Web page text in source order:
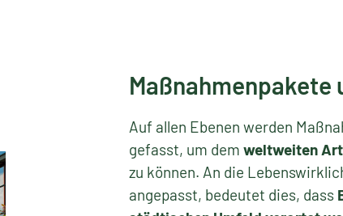
Maßnahmenpakete
Auf allen Ebenen werden
gefasst, um dem weltweiten
zu können. An die
angepasst, bedeutet dies, dass